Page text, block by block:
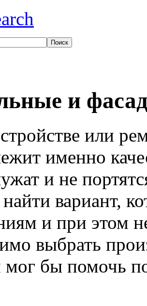
и
или
именно
и не
вариант,
и при этом
выбрать
мог бы помочь